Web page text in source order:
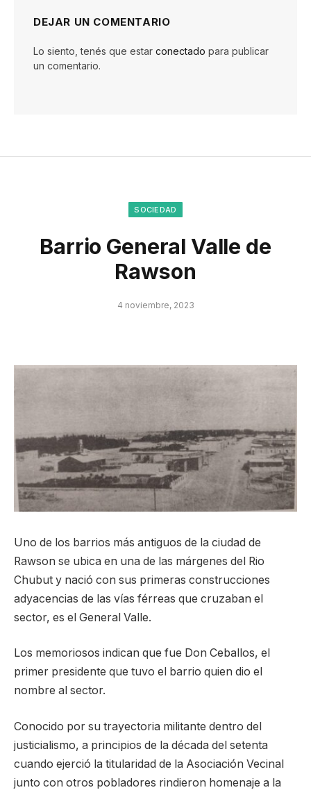
DEJAR UN COMENTARIO
Lo siento, tenés que estar conectado para publicar
un comentario.
SOCIEDAD
Barrio General Valle de
Rawson
4 noviembre, 2023
Uno de los barrios más antiguos de la ciudad de
Rawson se ubica en una de las márgenes del Rio
Chubut y nació con sus primeras construcciones
adyacencias de las vías férreas que cruzaban el
sector, es el General Valle.
Los memoriosos indican que fue Don Ceballos, el
primer presidente que tuvo el barrio quien dio el
nombre al sector.
Conocido por su trayectoria militante dentro del
justicialismo, a principios de la década del setenta
cuando ejerció la titularidad de la Asociación Vecinal
junto con otros pobladores rindieron homenaje a la